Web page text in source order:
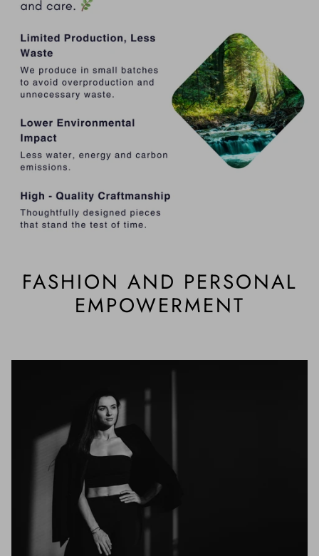
FASHION AND PERSONAL
EMPOWERMENT